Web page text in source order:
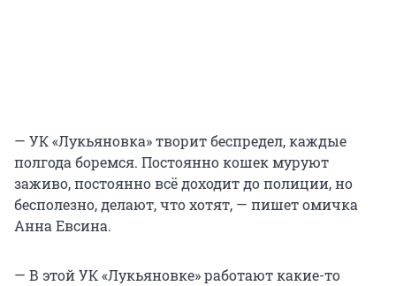
— УК «Лукьяновка» творит беспредел, каждые
полгода боремся. Постоянно кошек муруют
заживо, постоянно всё доходит до полиции, но
бесполезно, делают, что хотят, — пишет омичка
Анна Евсина.
— В этой УК «Лукьяновке» работают какие-то